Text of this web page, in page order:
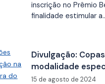
inscrição no Prêmio
finalidade estimular
Divulgação:
modalidade
soluções
15 de agosto de 2024